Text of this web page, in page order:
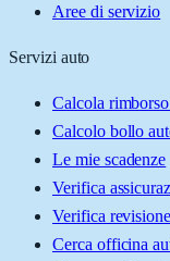
Aree di servizio
Servizi auto
Calcola
Calcolo bollo
Le mie scadenze
Verifica
Verifica revisione
Cerca officina